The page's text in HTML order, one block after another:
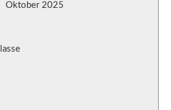
Oktober 2025